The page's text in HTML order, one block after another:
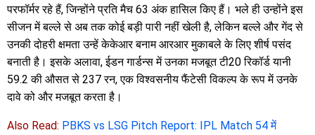
परफॉर्मर रहे हैं, जिन्होंने प्रति मैच 63 अंक हासिल किए हैं। भले ही उन्होंने इस
सीजन में बल्ले से अब तक कोई बड़ी पारी नहीं खेली है, लेकिन बल्ले और गेंद से
उनकी दोहरी क्षमता उन्हें केकेआर बनाम आरआर मुकाबले के लिए शीर्ष पसंद
बनाती है। इसके अलावा, ईडन गार्डन्स में उनका मजबूत टी20 रिकॉर्ड यानी
59.2 की औसत से 237 रन, एक विश्वसनीय फैंटेसी विकल्प के रूप में उनके
दावे को और मजबूत करता है।
Also Read: PBKS vs LSG Pitch Report: IPL Match 54 में